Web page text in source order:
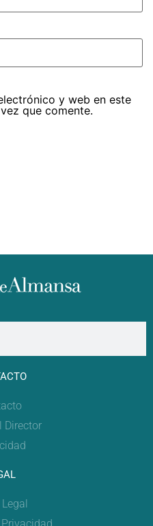
y web en este
que comente.
Director